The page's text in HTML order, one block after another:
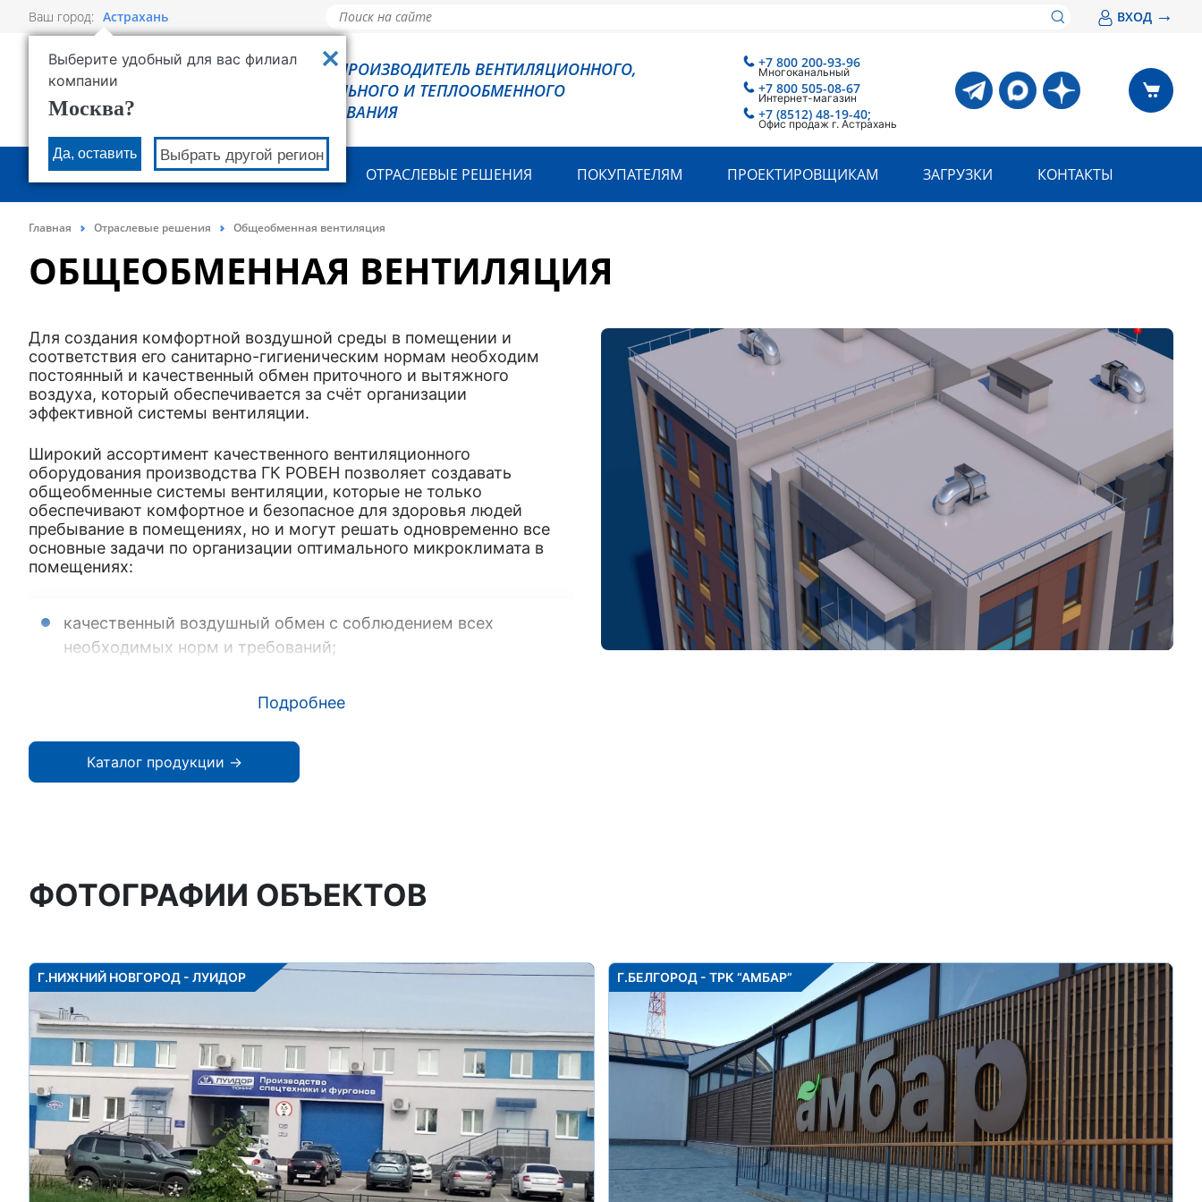
Ваш город: Астрахань
Выберите удобный для вас филиал
компании
Москва?
Да, оставить Выбрать другой регион
ВХОД →
РОВЕН - ПРОИЗВОДИТЕЛЬ ВЕНТИЛЯЦИОННОГО,
ХОЛОДИЛЬНОГО И ТЕПЛООБМЕННОГО
ОБОРУДОВАНИЯ
+7 800 200-93-96
Многоканальный
+7 800 505-08-67
Интернет-магазин
+7 (8512) 48-19-40;
Офис продаж г. Астрахань
О КОМПАНИИ ПРОДУКЦИЯ ОТРАСЛЕВЫЕ РЕШЕНИЯ ПОКУПАТЕЛЯМ ПРОЕКТИРОВЩИКАМ ЗАГРУЗКИ КОНТАКТЫ
Главная Отраслевые решения Общеобменная вентиляция
ОБЩЕОБМЕННАЯ ВЕНТИЛЯЦИЯ
Для создания комфортной воздушной среды в помещении и
соответствия его санитарно-гигиеническим нормам необходим
постоянный и качественный обмен приточного и вытяжного
воздуха, который обеспечивается за счёт организации
эффективной системы вентиляции.
Широкий ассортимент качественного вентиляционного
оборудования производства ГК РОВЕН позволяет создавать
общеобменные системы вентиляции, которые не только
обеспечивают комфортное и безопасное для здоровья людей
пребывание в помещениях, но и могут решать одновременно все
основные задачи по организации оптимального микроклимата в
помещениях:
качественный воздушный обмен с соблюдением всех
необходимых норм и требований;
обеззараживание и фильтрация воздуха.
Подробнее
Каталог продукции →
ФОТОГРАФИИ ОБЪЕКТОВ
Г.НИЖНИЙ НОВГОРОД - ЛУИДОР Г.БЕЛГОРОД - ТРК “АМБАР”